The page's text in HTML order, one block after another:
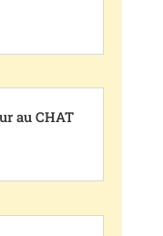
au CHAT